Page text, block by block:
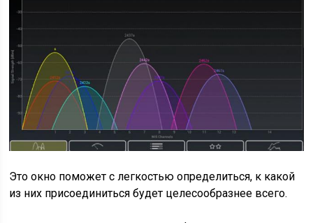
Это окно поможет с легкостью определиться, к какой
из них присоединиться будет целесообразнее всего.